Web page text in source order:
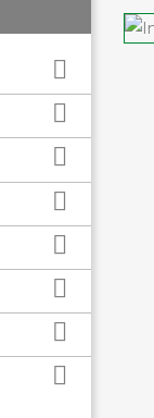







